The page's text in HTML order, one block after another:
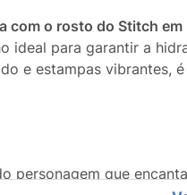
com o rosto do Stitch em
ideal para garantir a
e estampas
personagem que